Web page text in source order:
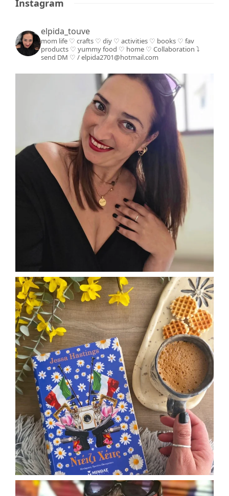
Instagram
elpida_touve
mom life ♡ crafts ♡ diy ♡ activities ♡ books ♡ fav
products ♡ yummy food ♡ home ♡ Collaboration ⤵️
send DM ♡ / elpida2701@hotmail.com